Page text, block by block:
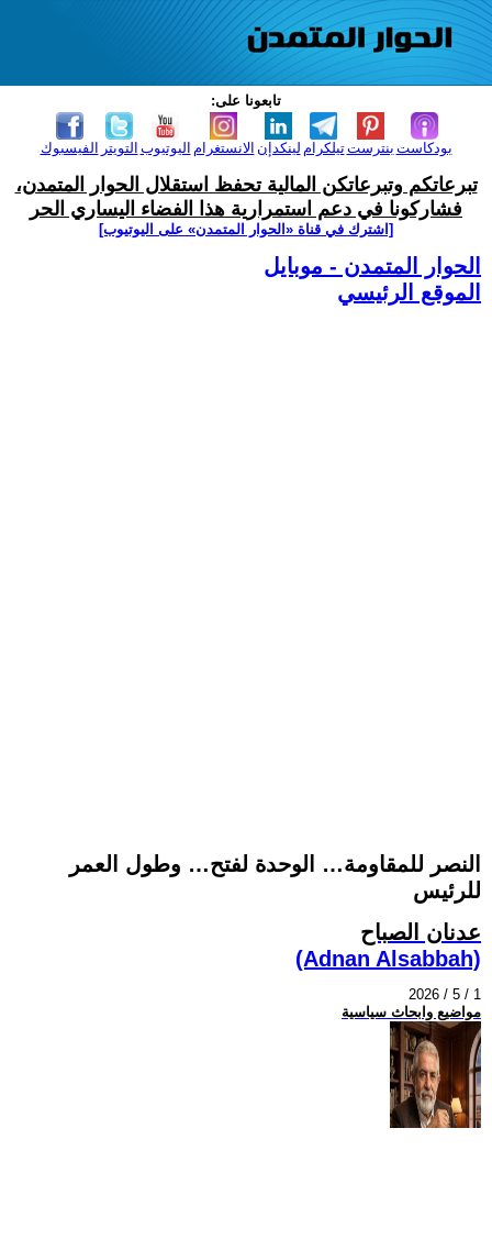
تابعونا على:
الفيسبوك التويتر اليوتيوب الانستغرام لينكدإن تيلكرامبنترست بودكاست
تبرعاتكم وتبرعاتكن المالية تحفظ استقلال الحوار المتمدن،
فشاركونا في دعم استمرارية هذا الفضاء اليساري الحر
[اشترك في قناة ‫«الحوار المتمدن» على اليوتيوب]
الحوار المتمدن - موبايل
الموقع الرئيسي
النصر للمقاومة… الوحدة لفتح… وطول العمر
للرئيس
عدنان الصباح
(Adnan Alsabbah)
2026 / 5 / 1
مواضيع وابحاث سياسية